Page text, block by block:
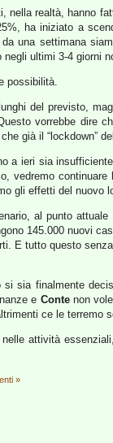
nella realtà, hanno
ha iniziato a
da una settimana
ultimi 3-4 giorni
possibilità.
del previsto,
vorrebbe dire
già il “lockdown”
a ieri sia
vedremo
gli effetti del nuovo
al punto
145.000 nuovi
E tutto questo
si sia finalmente
e Contenon
ce le terremo
attività
»